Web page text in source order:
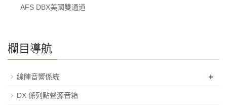
AFS DBX美國雙通道
欄目導航
線陣音響係統 +
DX 係列點聲源音箱